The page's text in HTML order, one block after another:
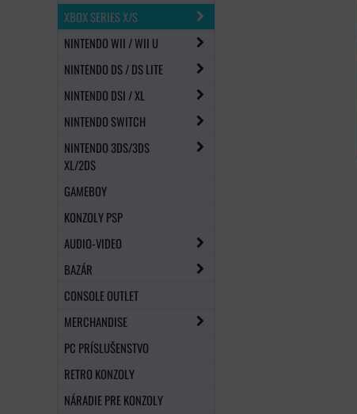
XBOX SERIES X/S
NINTENDO WII / WII U
NINTENDO DS / DS LITE
NINTENDO DSI / XL
NINTENDO SWITCH
NINTENDO 3DS/3DS
XL/2DS
GAMEBOY
KONZOLY PSP
AUDIO-VIDEO
BAZÁR
CONSOLE OUTLET
MERCHANDISE
PC PRÍSLUŠENSTVO
RETRO KONZOLY
NÁRADIE PRE KONZOLY